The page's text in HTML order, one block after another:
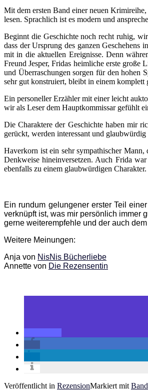
Mit dem ersten Band einer neuen
lesen. Sprachlich ist es modern und
Beginnt die Geschichte noch recht ruhig,
dass der Ursprung des ganzen
mit in die aktuellen Ereignisse. Denn
Freund Jesper, Fridas heimliche erste große
und Überraschungen sorgen für den hohen
sehr gut konstruiert, bleibt in einem
Ein personeller Erzähler mit einer leicht
wir als Leser dem Hauptkommissar gefühlt
Die Charaktere der Geschichte haben mir
gerückt, werden interessant und
Haverkorn ist ein sehr sympathischer
Denkweise hineinversetzen. Auch Frida
ebenfalls zu einem glaubwürdigen Charakter.
Ein rundum gelungener erster Teil
verknüpft ist, was mir persönlich immer
gerne weiterempfehle und der auch
Weitere Meinungen:
Anja von NisNis Bücherliebe
Annette von Die Rezensentin
Veröffentlicht in RezensionMarkiert mit